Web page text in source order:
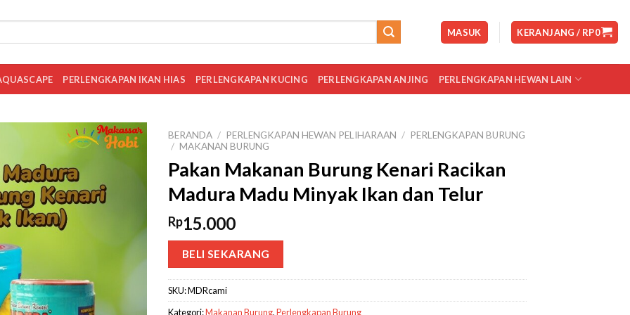
MASUK KERANJANG / RP0
PERLENGKAPAN IKAN HIAS PERLENGKAPAN KUCING PERLENGKAPAN ANJING PERLENGKAPAN HEWAN LAIN
BERANDA / PERLENGKAPAN HEWAN PELIHARAAN / PERLENGKAPAN BURUNG
/ MAKANAN BURUNG
Pakan Makanan Burung Kenari Racikan
Madura Madu Minyak Ikan dan Telur
Rp15.000
BELI SEKARANG
SKU:MDRcami
Kategori:Makanan Burung,Perlengkapan Burung